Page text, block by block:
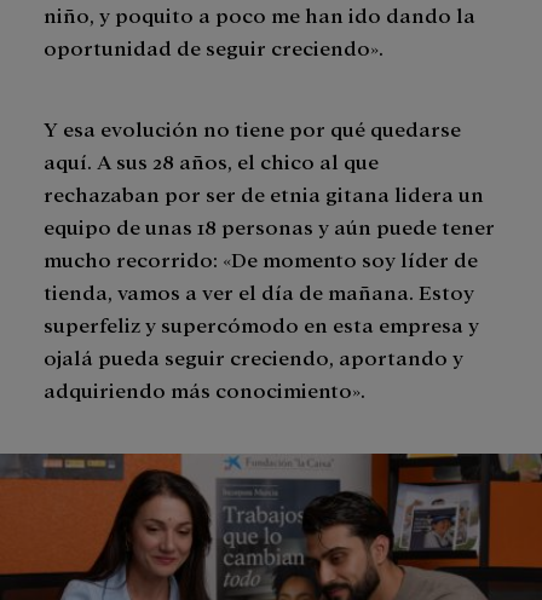
niño, y poquito a poco me han ido dando la
oportunidad de seguir creciendo».
Y esa evolución no tiene por qué quedarse
aquí. A sus 28 años, el chico al que
rechazaban por ser de etnia gitana lidera un
equipo de unas 18 personas y aún puede tener
mucho recorrido: «De momento soy líder de
tienda, vamos a ver el día de mañana. Estoy
superfeliz y supercómodo en esta empresa y
ojalá pueda seguir creciendo, aportando y
adquiriendo más conocimiento».